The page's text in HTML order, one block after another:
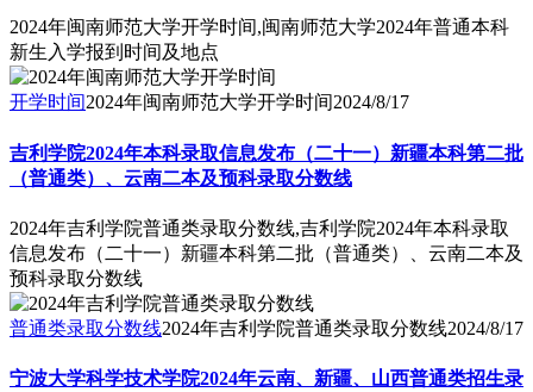
2024年闽南师范大学开学时间,闽南师范大学2024年普通本科
新生入学报到时间及地点
开学时间2024年闽南师范大学开学时间2024/8/17
吉利学院2024年本科录取信息发布（二十一）新疆本科第二批
（普通类）、云南二本及预科录取分数线
2024年吉利学院普通类录取分数线,吉利学院2024年本科录取
信息发布（二十一）新疆本科第二批（普通类）、云南二本及
预科录取分数线
普通类录取分数线2024年吉利学院普通类录取分数线2024/8/17
宁波大学科学技术学院2024年云南、新疆、山西普通类招生录